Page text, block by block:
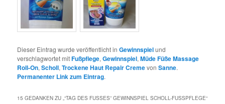
Dieser Eintrag wurde veröffentlicht inGewinnspielund
verschlagwortet mitFußpflege,Gewinnspiel,Müde Füße Massage
Roll-On,Scholl,Trockene Haut Repair CremevonSanne.
Permanenter Link zum Eintrag.
15 GEDANKEN ZU „“TAG DES FUSSES” GEWINNSPIEL SCHOLL-FUSSPFLEGE “